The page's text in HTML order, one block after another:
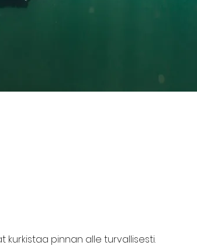
kurkistaa pinnan alle turvallisesti.